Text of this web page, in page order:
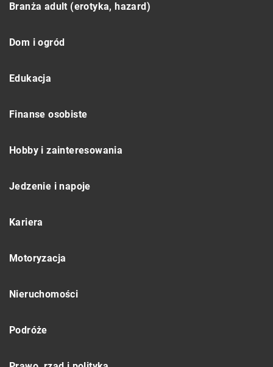
Branża adult (erotyka, hazard)
Dom i ogród
Edukacja
Finanse osobiste
Hobby i zainteresowania
Jedzenie i napoje
Kariera
Motoryzacja
Nieruchomości
Podróże